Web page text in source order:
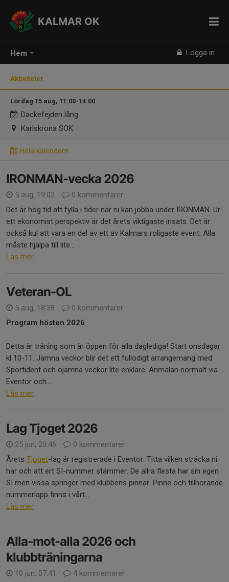
Hem Logga in
KALMAR OK
Aktiviteter
Lördag 15 aug, 11:00-14:00
Dackefejden lång
Karlskrona SOK
Hela kalendern
IRONMAN-vecka 2026
5 aug, 19:02
0 kommentarer
Det är hög tid att fylla i tider när ni kan jobba under IRONMAN. Ur
ett ekonomist perspektiv är det årets viktigaste insats. Det är
också kul att vara en del av ett av Kalmars roligaste event. Alla
måste hjälpa till lite...
Läs mer
Veteran-OL
5 aug, 18:38
0 kommentarer
Program hösten 2026
Detta är träning som är öppen för alla daglediga! Start onsdagar
kl 10-11. Jämna veckor blir det ett fullödigt arrangemang med
Sportident och ojämna veckor lite enklare. Anmälan normalt via
Eventor och...
Läs mer
Lag Tjoget 2026
25 jun, 20:46
0 kommentarer
Årets Tjoget-lag är registrerade i Eventor. Titta vilken sträcka ni
har och att ert SI-nummer stämmer. De allra flesta har sin egen
SI men vissa springer med klubbens pinnar. Pinne och tillhörande
nummerlapp finns i vårt...
Läs mer
Alla-mot-alla 2026 och
klubbträningarna
10 jun, 07:41
4 kommentarer